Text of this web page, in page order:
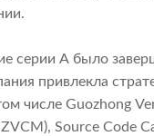
серии А было
привлекла
числе Guozhong
Source Code